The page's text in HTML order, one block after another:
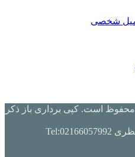
است. کپی برداری باز ذکر
طراحی و پشتیبانی: ایده پردازان نظری Tel:02166057992